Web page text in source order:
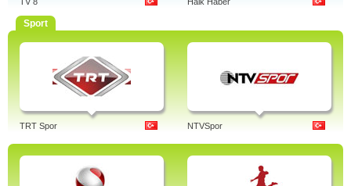
Sport
TRT Spor NTVSpor